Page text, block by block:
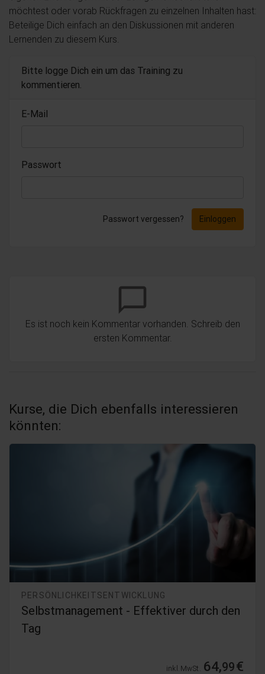
möchtest oder vorab Rückfragen zu einzelnen Inhalten hast:
Beteilige Dich einfach an den Diskussionen mit anderen
Lernenden zu diesem Kurs.
Bitte logge Dich ein um das Training zu
kommentieren.
E-Mail
Passwort
Passwort vergessen? Einloggen
chat_bubble_outline
Es ist noch kein Kommentar vorhanden. Schreib den
ersten Kommentar.
Kurse, die Dich ebenfalls interessieren
könnten:
PERSÖNLICHKEITSENTWICKLUNG
Selbstmanagement - Effektiver durch den
Tag
inkl. MwSt. 64,99€